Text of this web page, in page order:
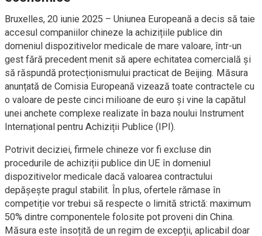
Bruxelles, 20 iunie 2025 – Uniunea Europeană a decis să taie
accesul companiilor chineze la achizițiile publice din
domeniul dispozitivelor medicale de mare valoare, într-un
gest fără precedent menit să apere echitatea comercială și
să răspundă protecționismului practicat de Beijing. Măsura
anunțată de Comisia Europeană vizează toate contractele cu
o valoare de peste cinci milioane de euro și vine la capătul
unei anchete complexe realizate în baza noului Instrument
Internațional pentru Achiziții Publice (IPI).
Potrivit deciziei, firmele chineze vor fi excluse din
procedurile de achiziții publice din UE în domeniul
dispozitivelor medicale dacă valoarea contractului
depășește pragul stabilit. În plus, ofertele rămase în
competiție vor trebui să respecte o limită strictă: maximum
50% dintre componentele folosite pot proveni din China.
Măsura este însoțită de un regim de excepții, aplicabil doar